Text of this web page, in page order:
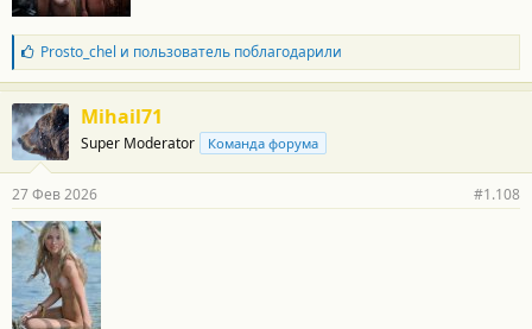
Б
л
а
г
о
д
а
н
о
с
т
и
:
Prosto_chel и пользовательпоблагодарили
Mihail71
Super Moderator Команда форума
27 Фев 2026 #1.108